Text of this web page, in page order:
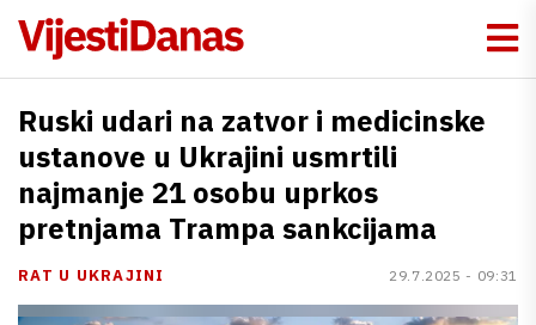
Ruski udari na zatvor i medicinske
ustanove u Ukrajini usmrtili
najmanje 21 osobu uprkos
pretnjama Trampa sankcijama
RAT U UKRAJINI 29.7.2025 - 09:31